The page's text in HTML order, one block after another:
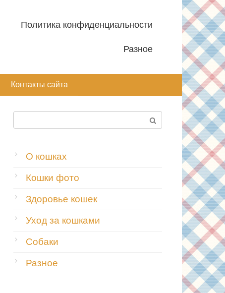
Политика конфиденциальности
Разное
Контакты сайта
О кошках
Кошки фото
Здоровье кошек
Уход за кошками
Собаки
Разное